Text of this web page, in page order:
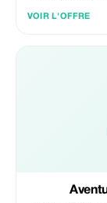
des guides
VOIR L'OFFRE